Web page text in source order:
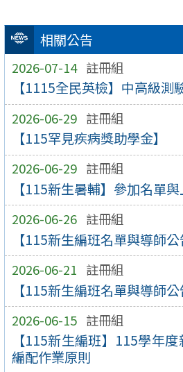
相關公告
2026-07-14 註冊組
【1115全民英檢】中高級測
2026-06-29 註冊組
【115罕見疾病獎助學金】
2026-06-29 註冊組
【115新生暑輔】參加名單
2026-06-26 註冊組
【115新生編班名單與導師公
2026-06-21 註冊組
【115新生編班名單與導師公
2026-06-15 註冊組
【115新生編班】115學年
編配作業原則